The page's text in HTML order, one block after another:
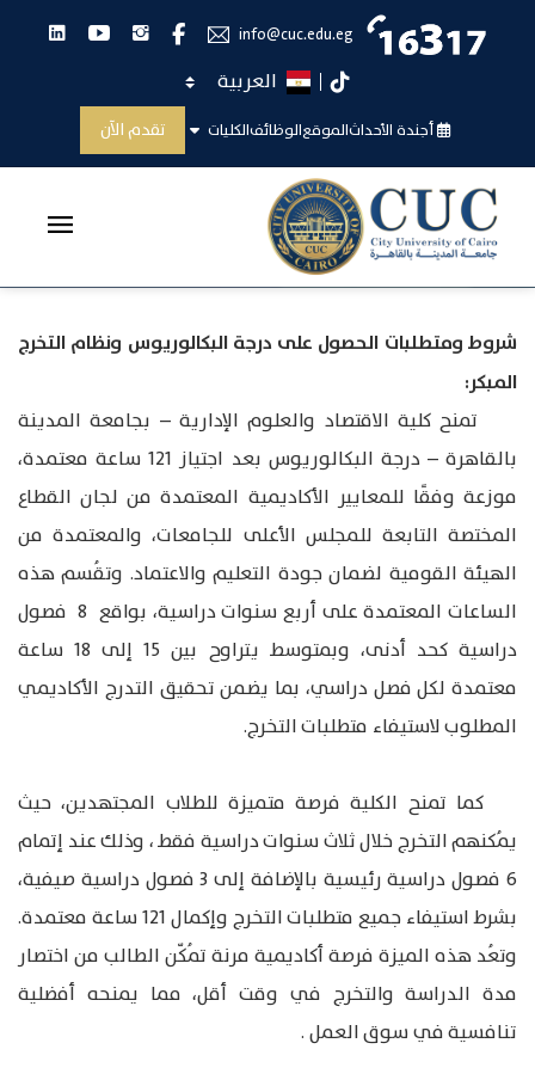
info@cuc.edu.eg فيس بوكانستجراميوتيوبلينكدان
تيك توكاختر اللغة
أجندة الأحداثالموقعالوظائفالكليات تقدم الآن
الرئيسية سياسات القبول والتحويل
شروط ومتطلبات الحصول على درجة البكالوريوس ونظام التخرج
المبكر:
تمنح كلية الاقتصاد والعلوم الإدارية – بجامعة المدينة
بالقاهرة – درجة البكالوريوس بعد اجتياز 121 ساعة معتمدة،
موزعة وفقًا للمعايير الأكاديمية المعتمدة من لجان القطاع
المختصة التابعة للمجلس الأعلى للجامعات، والمعتمدة من
الهيئة القومية لضمان جودة التعليم والاعتماد. وتقُسم هذه
الساعات المعتمدة على أربع سنوات دراسية، بواقع 8 فصول
دراسية كحد أدنى، وبمتوسط يتراوح بين 15 إلى 18 ساعة
معتمدة لكل فصل دراسي، بما يضمن تحقيق التدرج الأكاديمي
المطلوب لاستيفاء متطلبات التخرج.
كما تمنح الكلية فرصة متميزة للطلاب المجتهدين، حيث
يمُكنهم التخرج خلال ثلاث سنوات دراسية فقط ، وذلك عند إتمام
6 فصول دراسية رئيسية بالإضافة إلى 3 فصول دراسية صيفية،
بشرط استيفاء جميع متطلبات التخرج وإكمال 121 ساعة معتمدة.
وتعُد هذه الميزة فرصة أكاديمية مرنة تمُكّن الطالب من اختصار
مدة الدراسة والتخرج في وقت أقل، مما يمنحه أفضلية
تنافسية في سوق العمل .